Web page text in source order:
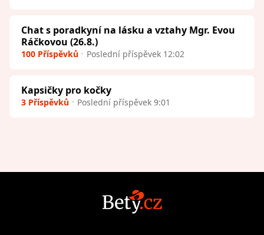
Chat s poradkyní na lásku a vztahy Mgr. Evou
Ráčkovou (26.8.)
100 Příspěvků Poslední příspěvek 12:02
Kapsičky pro kočky
3 Příspěvků Poslední příspěvek 9:01